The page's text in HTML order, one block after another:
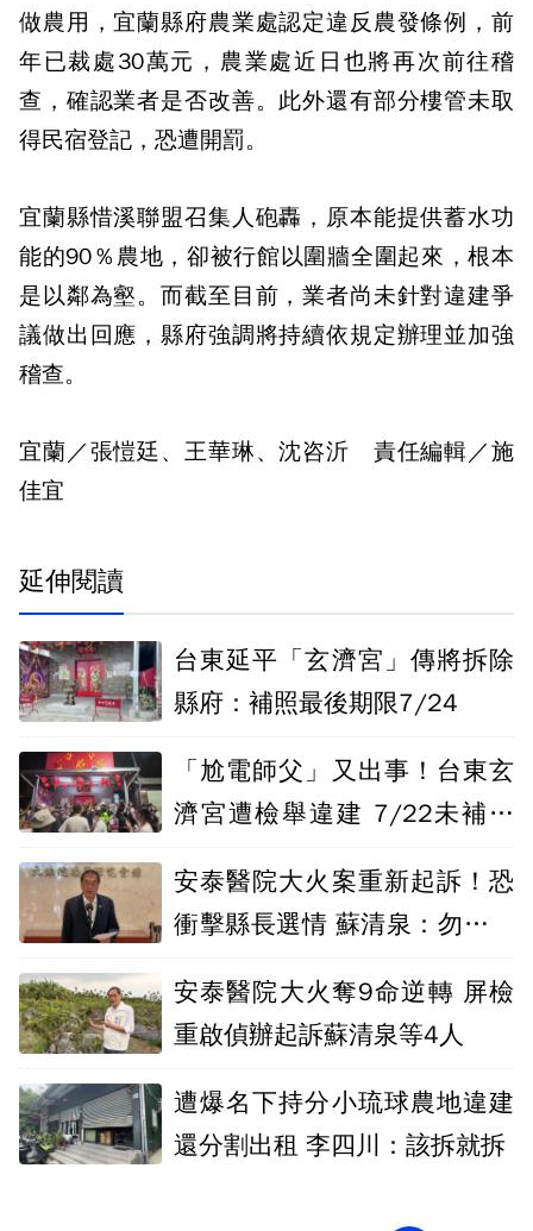
做農用，宜蘭縣府農業處認定違反農發條例，前
年已裁處30萬元，農業處近日也將再次前往稽
查，確認業者是否改善。此外還有部分樓管未取
得民宿登記，恐遭開罰。
宜蘭縣惜溪聯盟召集人砲轟，原本能提供蓄水功
能的90％農地，卻被行館以圍牆全圍起來，根本
是以鄰為壑。而截至目前，業者尚未針對違建爭
議做出回應，縣府強調將持續依規定辦理並加強
稽查。
宜蘭／張愷廷、王華琳、沈咨沂 責任編輯／施
佳宜
延伸閱讀
台東延平「玄濟宮」傳將拆除
縣府：補照最後期限7/24
「尬電師父」又出事！台東玄
濟宮遭檢舉違建 7/22未補照
安泰醫院大火案重新起訴！恐
衝擊縣長選情 蘇清泉：勿讓政
安泰醫院大火奪9命逆轉 屏檢
重啟偵辦起訴蘇清泉等4人
遭爆名下持分小琉球農地違建
還分割出租 李四川：該拆就拆